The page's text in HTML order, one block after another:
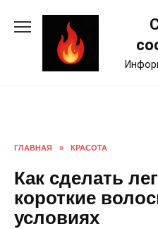
ГЛАВНАЯ » КРАСОТА
Как сделать
короткие
условиях